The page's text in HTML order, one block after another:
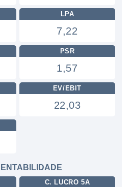
LPA
7,22
PSR
1,57
EV/EBIT
22,03
C. LUCRO 5A